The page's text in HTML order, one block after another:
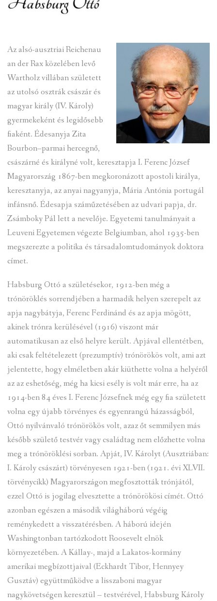
GALÉRIA
KAPCSOLAT
LETÖLTHETŐ NYOMTATVÁNYOK
VÁLASZTÁS 2026
TELEPÜLÉSIKÉPVISELŐI VAGYONNYILATKOZATOK – 2026.
ROMA NEMZETISÉGI ÖNKORMÁNYZATI KÉPVISELŐK
VAGYONNYILATKOZATA – 2026. ÉV
Az alsó-ausztriai Reichenau
an der Rax közelében levő
Wartholz villában született
az utolsó osztrák császár és
magyar király (IV. Károly)
gyermekeként és legidősebb
fiaként. Édesanyja Zita
Bourbon–parmai hercegnő,
császárné és királyné volt, keresztapja I. Ferenc József
Magyarország 1867-ben megkoronázott apostoli királya,
keresztanyja, az anyai nagyanyja, Mária Antónia portugál
infánsnő. Édesapja száműzetésében az udvari papja, dr.
Zsámboky Pál lett a nevelője. Egyetemi tanulmányait a
Leuveni Egyetemen végezte Belgiumban, ahol 1935-ben
megszerezte a politika és társadalomtudományok doktora
címet.
Habsburg Ottó a születésekor, 1912-ben még a
trónöröklés sorrendjében a harmadik helyen szerepelt az
apja nagybátyja, Ferenc Ferdinánd és az apja mögött,
akinek trónra kerülésével (1916) viszont már
automatikusan az első helyre került. Apjával ellentétben,
aki csak feltételezett (prezumptív) trónörökös volt, ami azt
jelentette, hogy elméletben akár kiüthette volna a helyéről
az az eshetőség, még ha kicsi esély is volt már erre, ha az
1914-ben 84 éves I. Ferenc Józsefnek még egy fia született
volna egy újabb törvényes és egyenrangú házasságból,
Ottó nyilvánvaló trónörökös volt, azaz őt semmilyen más
később születő testvér vagy családtag nem előzhette volna
meg a trónöröklési sorban. Apját, IV. Károlyt (Ausztriában:
I. Károly császárt) törvényesen 1921-ben (1921. évi XLVII.
törvénycikk) Magyarországon megfosztották trónjától,
ezzel Ottó is jogilag elvesztette a trónörökösi címét. Ottó
azonban egészen a második világháború végéig
reménykedett a visszatérésben. A háború idején
Washingtonban tartózkodott Roosevelt elnök
környezetében. A Kállay-, majd a Lakatos-kormány
amerikai megbízottjaival (Eckhardt Tibor, Hennyey
Gusztáv) együttműködve a lisszaboni magyar
nagykövetségen keresztül – testvérével, Habsburg Károly